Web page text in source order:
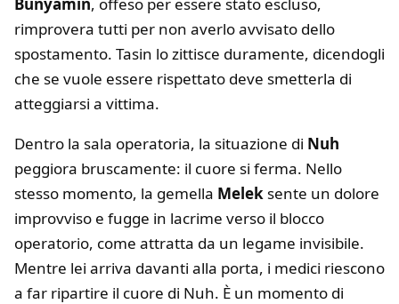
rimprovera tutti per non averlo avvisato dello
spostamento. Tasin lo zittisce duramente, dicendogli
che se vuole essere rispettato deve smetterla di
atteggiarsi a vittima.
Dentro la sala operatoria, la situazione di Nuh
peggiora bruscamente: il cuore si ferma. Nello
stesso momento, la gemella Melek sente un dolore
improvviso e fugge in lacrime verso il blocco
operatorio, come attratta da un legame invisibile.
Mentre lei arriva davanti alla porta, i medici riescono
a far ripartire il cuore di Nuh. È un momento di